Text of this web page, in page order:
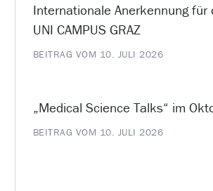
Internationale Anerkennung für
UNI CAMPUS GRAZ
BEITRAG VOM 10. JULI 2026
„Medical Science Talks“ im
BEITRAG VOM 10. JULI 2026